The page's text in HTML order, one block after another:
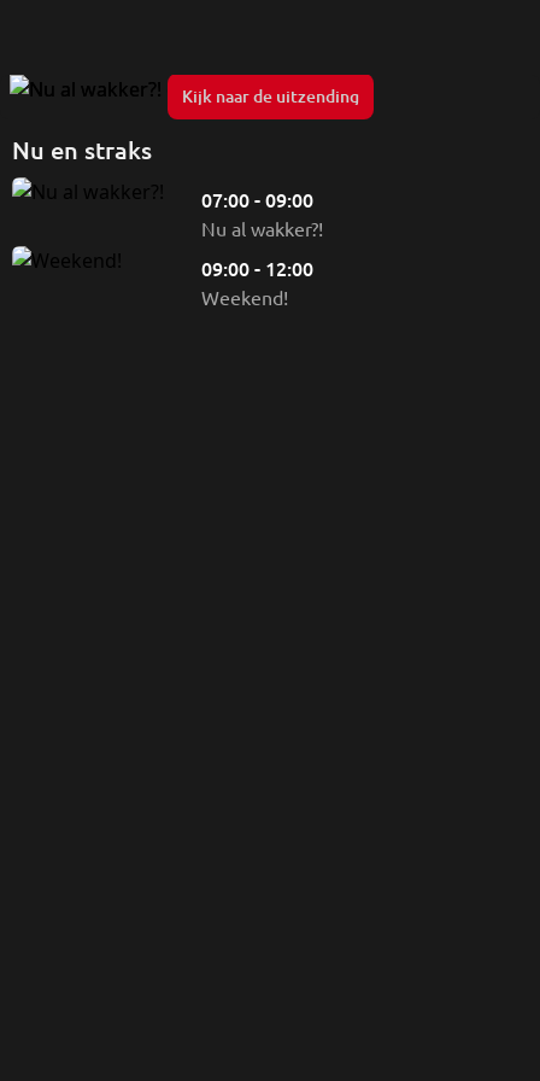
Kijk naar de uitzending
Nu en straks
07:00 - 09:00
Nu al wakker?!
09:00 - 12:00
Weekend!